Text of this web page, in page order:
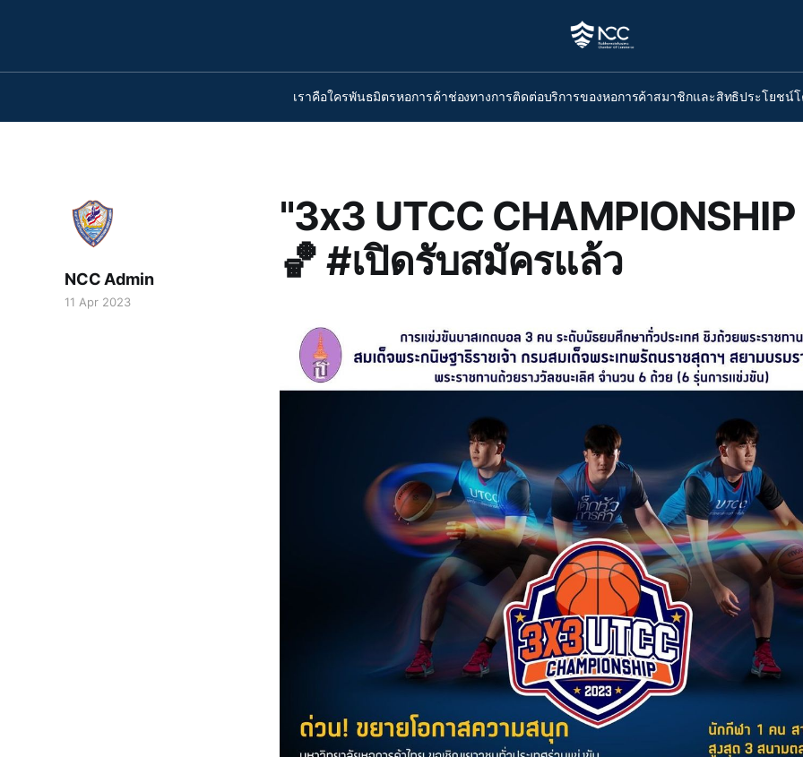
เราคือใครพันธมิตรหอการค้าช่องทางการติดต่อบริการของหอการค้าสมาชิกและสิทธิประโยชน์
"3x3 UTCC
🏀 #เปิดรับสมัครแล้ว
NCC Admin
11 Apr 2023